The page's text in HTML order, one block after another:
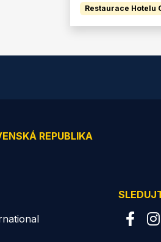
Restaurace Hotelu
REPUBLIKA